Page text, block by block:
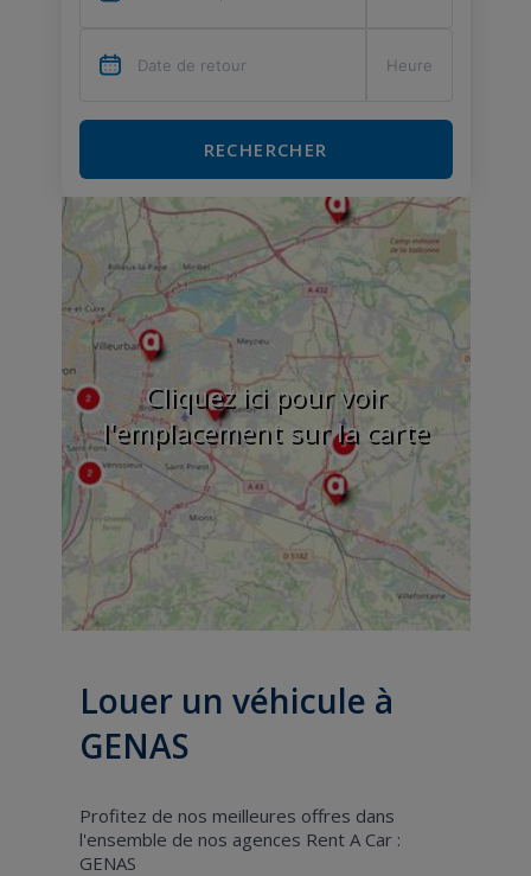
RECHERCHER
Cliquez ici pour voir
l'emplacement sur la carte
Louer un véhicule à
GENAS
Profitez de nos meilleures offres dans
l'ensemble de nos agences Rent A Car :
GENAS